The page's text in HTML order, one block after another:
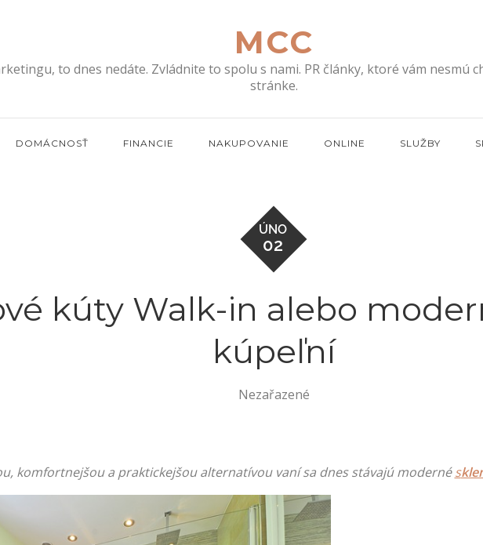
MCC
to dnes nedáte. Zvládnite to spolu s nami. PR články, ktoré vám nesmú
stránke.
DOMÁCNOSŤ FINANCIE NAKUPOVANIE ONLINE SLUŽBY
ÚNO
02
kúty Walk-in alebo
kúpeľní
Nezařazené
komfortnejšou a praktickejšou alternatívou vaní sa dnes stávajú modernés